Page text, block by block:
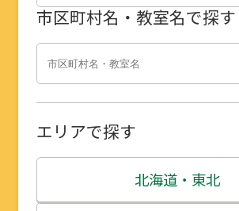
市区町村名・教室名で探す
エリアで探す
北海道・東北